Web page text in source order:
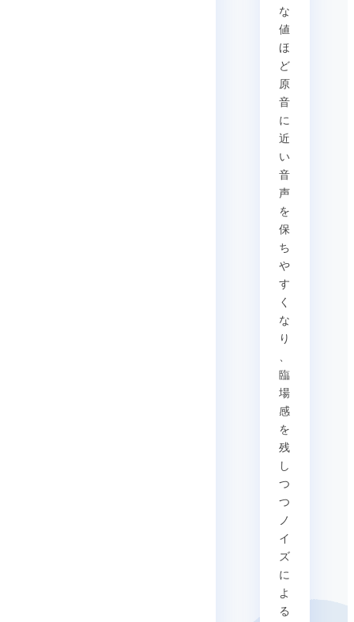
な
値
ほ
ど
原
音
に
近
い
音
声
を
保
ち
や
す
く
な
り
臨
場
感
を
残
し
つ
つ
ノ
イ
ズ
に
よ
る